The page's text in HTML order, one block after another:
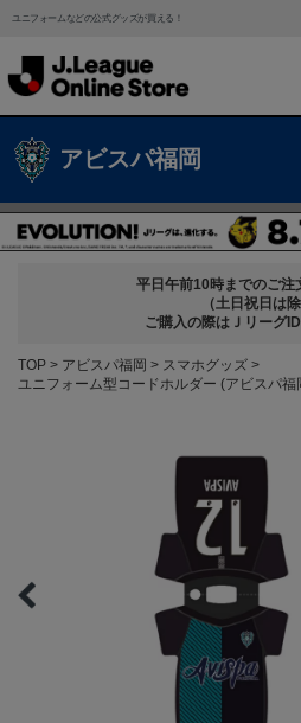
ユニフォームなどの公式グッズが買える！
アビスパ福岡
平日午前10時までのご注
（土日祝日は除
ご購入の際はＪリーグID
TOP アビスパ福岡
スマホグッズ
ユニフォーム型コードホルダー (アビスパ福